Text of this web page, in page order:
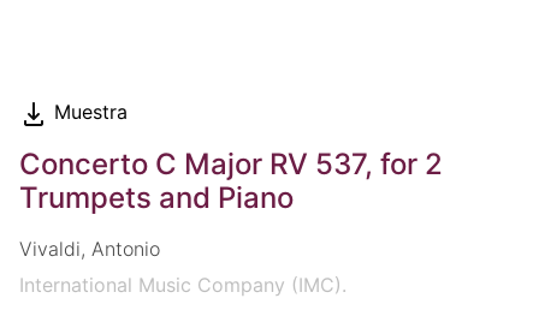
Muestra
Concerto C Major RV 537, for 2
Trumpets and Piano
Vivaldi, Antonio
International Music Company (IMC).